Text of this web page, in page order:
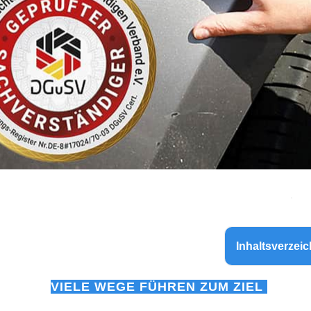
VIELE WEGE FÜHREN ZUM ZIEL